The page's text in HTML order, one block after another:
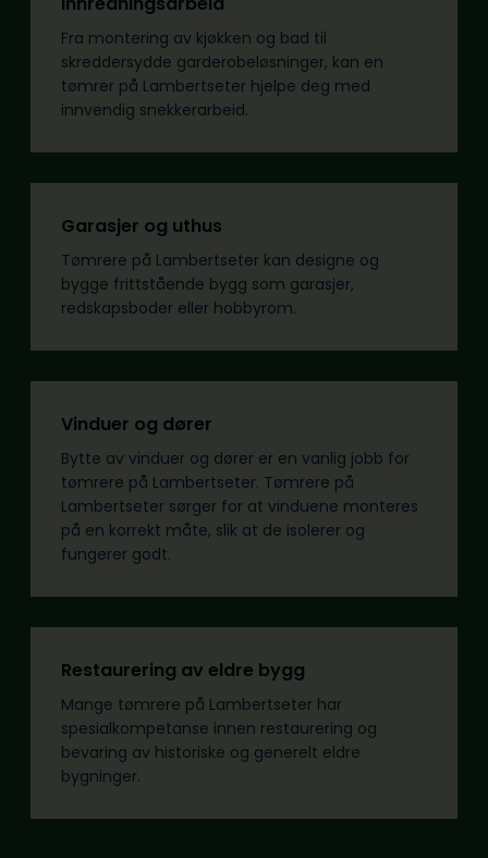
Fra montering av kjøkken og bad til
skreddersydde garderobeløsninger, kan en
tømrer på Lambertseter hjelpe deg med
innvendig snekkerarbeid.
Garasjer og uthus
Tømrere på Lambertseter kan designe og
bygge frittstående bygg som garasjer,
redskapsboder eller hobbyrom.
Vinduer og dører
Bytte av vinduer og dører er en vanlig jobb for
tømrere på Lambertseter. Tømrere på
Lambertseter sørger for at vinduene monteres
på en korrekt måte, slik at de isolerer og
fungerer godt.
Restaurering av eldre bygg
Mange tømrere på Lambertseter har
spesialkompetanse innen restaurering og
bevaring av historiske og generelt eldre
bygninger.